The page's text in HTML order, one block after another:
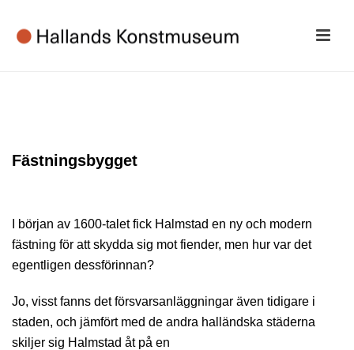
Fästningsbygget
I början av 1600-talet fick Halmstad en ny och modern
fästning för att skydda sig mot fiender, men hur var det
egentligen dessförinnan?
Jo, visst fanns det försvarsanläggningar även tidigare i
staden, och jämfört med de andra halländska städerna
skiljer sig Halmstad åt på en